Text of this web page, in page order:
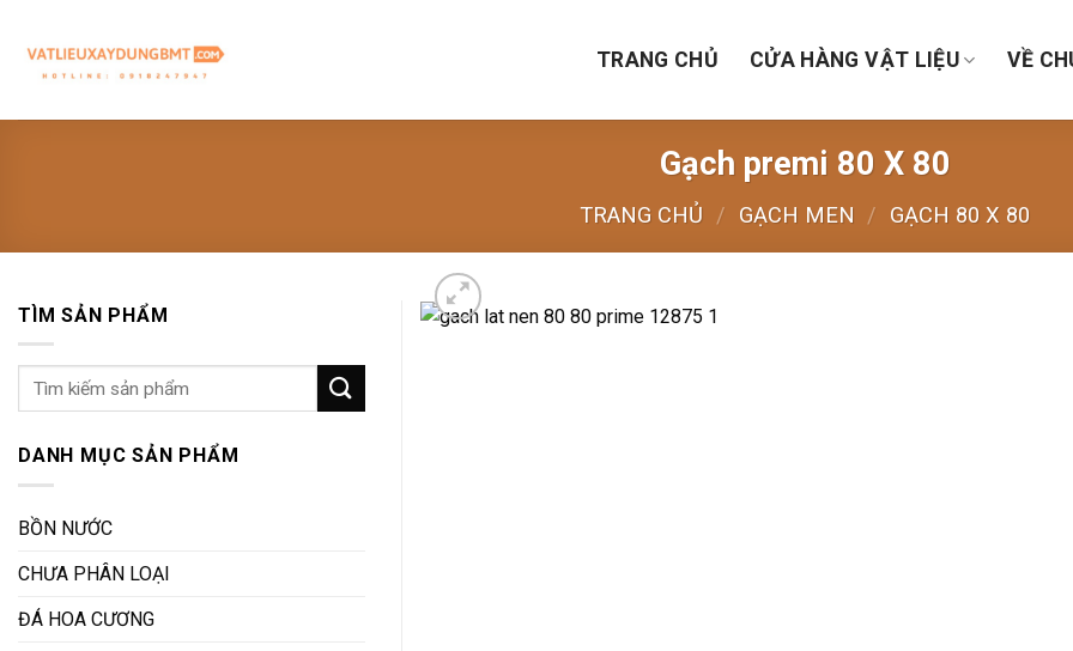
content
TRANG CHỦ CỬA HÀNG VẬT LIỆU VỀ
Gạch premi 80 X 80
TRANG CHỦ / GẠCH MEN / GẠCH 80 X 80
TÌM SẢN PHẨM
Tìm
DANH MỤC SẢN PHẨM
BỒN NƯỚC
CHƯA PHÂN LOẠI
ĐÁ HOA CƯƠNG